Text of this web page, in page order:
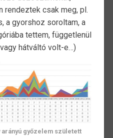
rendeztek csak meg, pl.
a gyorshoz soroltam, a
tettem, függetlenül
hátváltó volt-e…)
arányú győzelem született